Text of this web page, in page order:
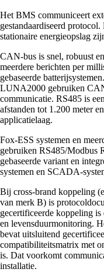
Het BMS communiceert
gestandaardiseerd
stationaire energieopslag
CAN-bus is snel, robuust
meerdere berichten per
gebaseerde
LUNA2000 gebruiken
communicatie. RS485 is
afstanden tot 1.200 meter
applicatielaag.
Fox-ESS systemen en
gebruiken RS485/Modbus
gebaseerde variant en
systemen en SCADA-
Bij cross-brand koppeling
van merk B) is
gecertificeerde koppeling
en levensduurmonitoring.
bevat uitsluitend
compatibiliteitsmatrix met
is. Dat voorkomt
installatie.